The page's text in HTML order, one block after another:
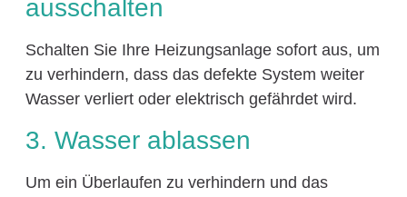
ausschalten
Schalten Sie Ihre Heizungsanlage sofort aus, um
zu verhindern, dass das defekte System weiter
Wasser verliert oder elektrisch gefährdet wird.
3. Wasser ablassen
Um ein Überlaufen zu verhindern und das